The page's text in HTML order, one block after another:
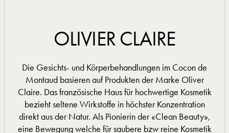
OLIVIER CLAIRE
Die Gesichts- und Körperbehandlungen im Cocon de
Montaud basieren auf Produkten der Marke Oliver
Claire. Das französische Haus für hochwertige Kosmetik
bezieht seltene Wirkstoffe in höchster Konzentration
direkt aus der Natur. Als Pionierin der «Clean Beauty»,
eine Bewegung welche für saubere bzw reine Kosmetik